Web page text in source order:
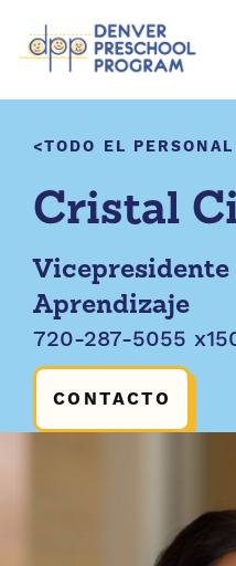
TODO EL PERSONAL
Cristal
Vicepresidente
Aprendizaje
720-287-5055
CONTACTO